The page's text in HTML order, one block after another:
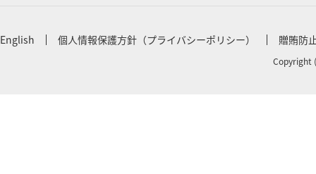
English 個人情報保護方針（プライバシーポリシー） 贈賄防
Copyright